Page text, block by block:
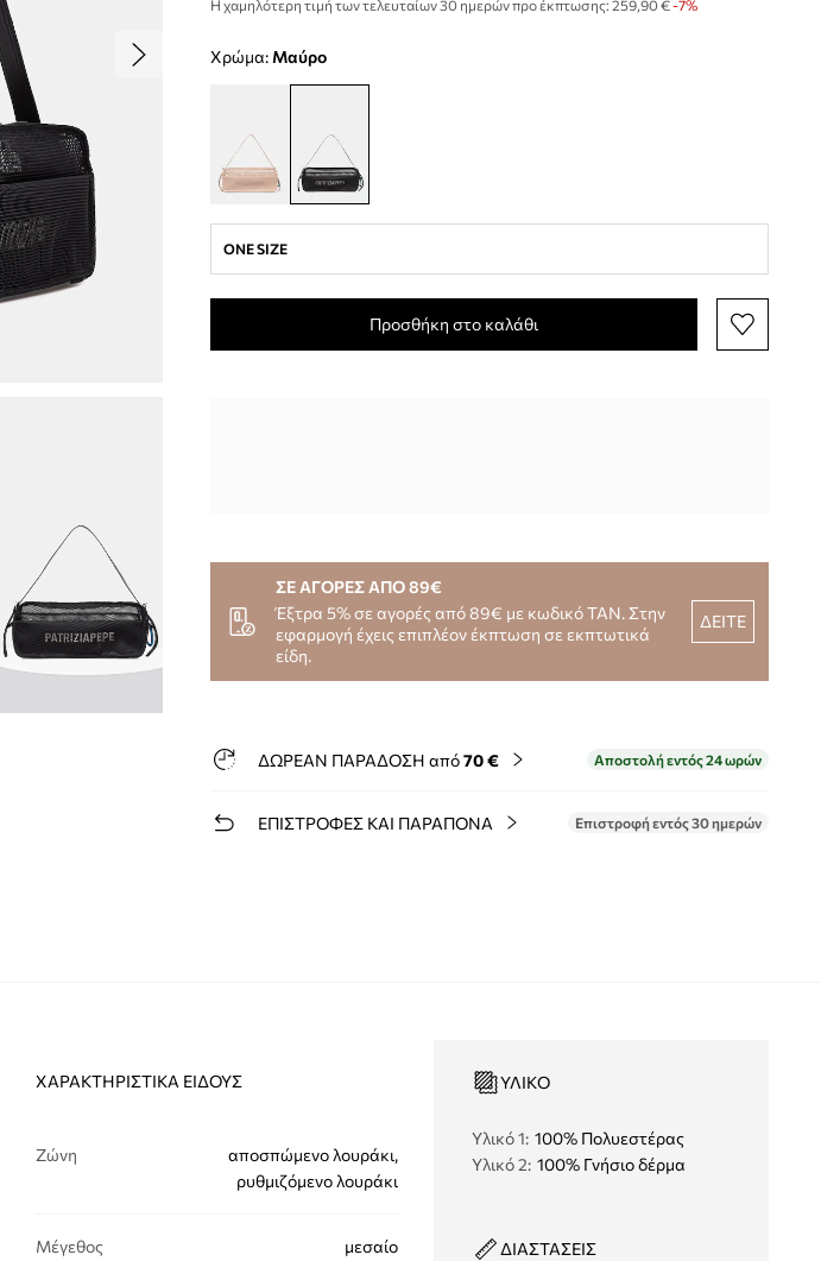
Η χαμηλότερη τιμή των τελευταίων 30 ημερών προ έκπτωσης: 259,90 € -7%
Χρώμα: μαύρο
ONE SIZE
Προσθήκη στο καλάθι
ΣΕ ΑΓΟΡΕΣ ΑΠΟ 89€
Έξτρα 5% σε αγορές από 89€ με κωδικό TAN. Στην
εφαρμογή έχεις επιπλέον έκπτωση σε εκπτωτικά
είδη.
ΔΕΙΤΕ
ΔΩΡΕΑΝ ΠΑΡΑΔΟΣΗ από70 € Αποστολή εντός 24 ωρών
ΕΠΙΣΤΡΟΦΕΣ ΚΑΙ ΠΑΡΑΠΟΝΑ Επιστροφή εντός 30 ημερών
ΧΑΡΑΚΤΗΡΙΣΤΙΚΆ ΕΊΔΟΥΣ
Ζώνη
αποσπώμενο λουράκι,
ρυθμιζόμενο λουράκι
Μέγεθος μεσαίο
ΥΛΙΚΌ
Υλικό 1: 100% Πολυεστέρας
Υλικό 2: 100% Γνήσιο δέρμα
ΔΙΑΣΤΑΣΕΙΣ